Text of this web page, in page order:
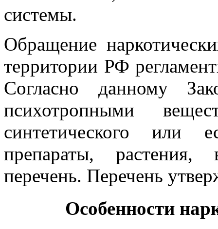
системы.
Обращение
территории РФ
Согласно данному
психотропными
синтетического или
препараты,
перечень. Перечень
Особенности